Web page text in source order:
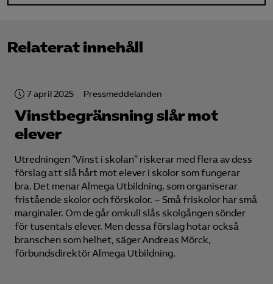
Relaterat innehåll
7 april 2025 Pressmeddelanden
Vinstbegränsning slår mot
elever
Utredningen ”Vinst i skolan” riskerar med flera av dess
förslag att slå hårt mot elever i skolor som fungerar
bra. Det menar Almega Utbildning, som organiserar
fristående skolor och förskolor. – Små friskolor har små
marginaler. Om de går omkull slås skolgången sönder
för tusentals elever. Men dessa förslag hotar också
branschen som helhet, säger Andreas Mörck,
förbundsdirektör Almega Utbildning.